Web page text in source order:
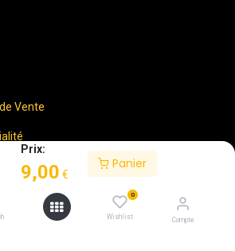
Prix:
9,00 €
Panier
0
Wishlist Compte
Vente